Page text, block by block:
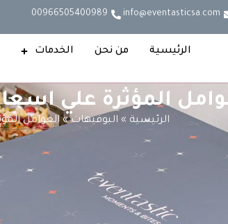
info@eventasticsa.com
00966505400989
الرئيسية من نحن الخدمات
المؤثرة علي
الرئيسية » البوفيهات»العوامل